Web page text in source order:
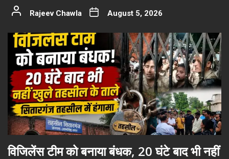
Rajeev Chawla August 5, 2026
विजिलेंस टीम को बनाया बंधक, 20 घंटे बाद भी नहीं